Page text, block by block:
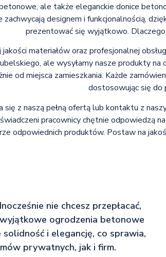
ale także eleganckie donice
designem i funkcjonalnością,
prezentować się wyjątkowo.
materiałów oraz profesjonalnej
ale wysyłamy nasze produkty na
od miejsca zamieszkania. Każde
dostosowując się do
się z naszą pełną ofertą lub kontaktu z
pracownicy chętnie odpowiedzą
odpowiednich produktów. Postaw na
nie chcesz przepłacać,
ogrodzenia betonowe
i elegancję, co sprawia,
prywatnych, jak i firm.